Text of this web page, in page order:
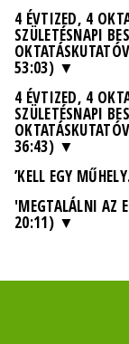
4 ÉVTIZED, 4
SZÜLETÉSNAPI
53:03)
4 ÉVTIZED, 4
SZÜLETÉSNAPI
36:43)
’KELL EGY
'MEGTALÁLNI AZ
20:11)